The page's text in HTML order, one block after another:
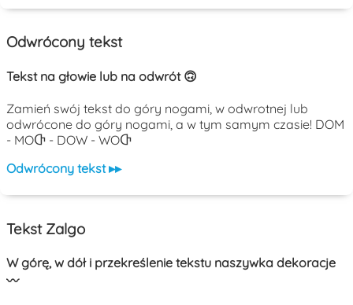
Odwrócony tekst
Tekst na głowie lub na odwrót 🙃
Zamień swój tekst do góry nogami, w odwrotnej lub
odwrócone do góry nogami, a w tym samym czasie! DOM
- MOႧ - DOW - WOႧ
Odwrócony tekst ▸▸
Tekst Zalgo
W górę, w dół i przekreślenie tekstu naszywka dekoracje
〰️